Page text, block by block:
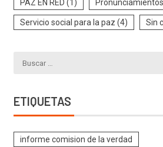
PAZ EN RED (1) Pronunciamientos
Servicio social para la paz (4) Sin
ETIQUETAS
informe comision de la verdad